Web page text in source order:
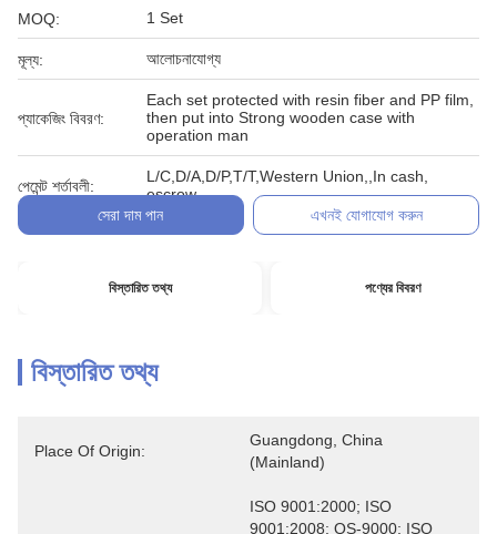
MOQ: 1 Set
মূল্য: আলোচনাযোগ্য
প্যাকেজিং বিবরণ:
Each set protected with resin fiber and PP film,
then put into Strong wooden case with
operation man
পেমেন্ট শর্তাবলী:
L/C,D/A,D/P,T/T,Western Union,,In cash,
escrow
সেরা দাম পান
এখনই যোগাযোগ করুন
বিস্তারিত তথ্য পণ্যের বিবরণ
বিস্তারিত তথ্য
Place Of Origin:
Guangdong, China
(Mainland)
ISO 9001:2000; ISO
9001:2008; QS-9000; ISO